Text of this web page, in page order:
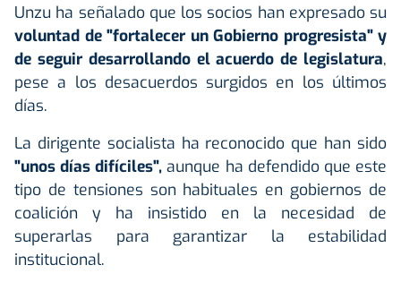
Unzu ha señalado que los socios han expresado su
voluntad de "fortalecer un Gobierno progresista" y
de seguir desarrollando el acuerdo de legislatura,
pese a los desacuerdos surgidos en los últimos
días.
La dirigente socialista ha reconocido que han sido
"unos días difíciles", aunque ha defendido que este
tipo de tensiones son habituales en gobiernos de
coalición y ha insistido en la necesidad de
superarlas para garantizar la estabilidad
institucional.